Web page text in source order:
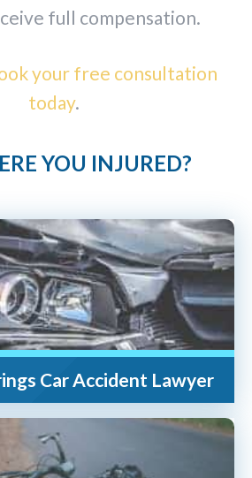
full compensation.
your free consultation
today.
YOU INJURED?
Car Accident Lawyer